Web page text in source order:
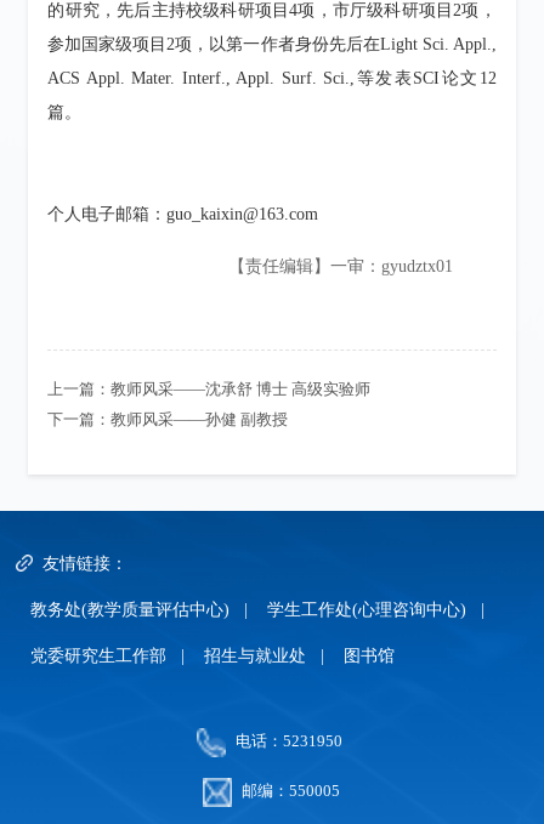
的研究，先后主持校级科研项目4项，市厅级科研项目2项，
参加国家级项目2项，以第一作者身份先后在Light Sci. Appl.,
ACS Appl. Mater. Interf., Appl. Surf. Sci.,等发表SCI论文12
篇。
个人电子邮箱：guo_kaixin@163.com
【责任编辑】一审：gyudztx01
上一篇：教师风采——沈承舒 博士 高级实验师
下一篇：教师风采——孙健 副教授
友情链接：
教务处(教学质量评估中心) | 学生工作处(心理咨询中心) |
党委研究生工作部 | 招生与就业处 | 图书馆
电话：5231950
邮编：550005